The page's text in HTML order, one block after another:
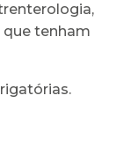
que tenham